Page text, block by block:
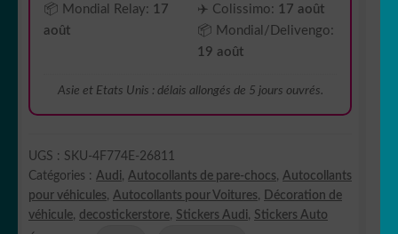
📦 Mondial Relay: 17
août
✈️ Colissimo: 17 août
📦 Mondial/Delivengo:
19 août
Asie et Etats Unis : délais allongés de 5 jours ouvrés.
UGS : SKU-4F774E-26811
Catégories : Audi, Autocollants de pare-chocs, Autocollants
pour véhicules, Autocollants pour Voitures, Décoration de
véhicule, decostickerstore, Stickers Audi, Stickers Auto